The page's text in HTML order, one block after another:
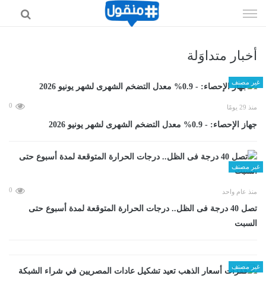
الى
أخبار متداوَلة
غير مصنف
منذ 29 يومًا 0
جهاز الإحصاء: - 0.9% معدل التضخم الشهرى لشهر يونيو 2026
غير مصنف
منذ عام واحد 0
تصل 40 درجة فى الظل.. درجات الحرارة المتوقعة لمدة أسبوع حتى
السبت
غير مصنف